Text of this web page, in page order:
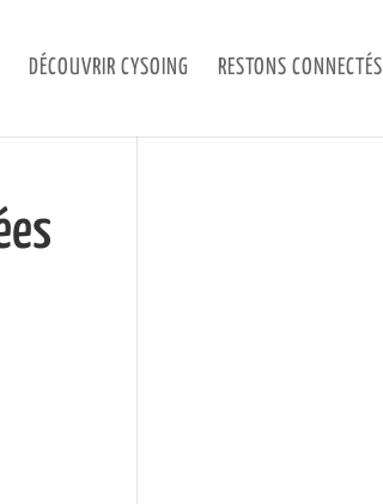
DÉCOUVRIR CYSOING RESTONS CONNECTÉS